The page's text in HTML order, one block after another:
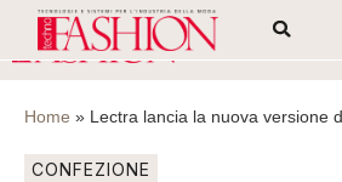
Home » Lectra lancia la nuova versione
CONFEZIONE